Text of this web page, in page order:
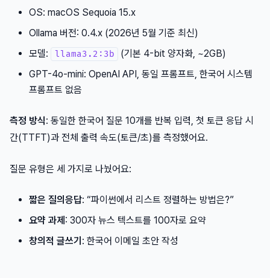
OS: macOS Sequoia 15.x
Ollama 버전: 0.4.x (2026년 5월 기준 최신)
모델:
llama3.2:3b
(기본 4-bit 양자화, ~2GB)
GPT-4o-mini: OpenAI API, 동일 프롬프트, 한국어 시스템
프롬프트 없음
측정 방식: 동일한 한국어 질문 10개를 반복 입력, 첫 토큰 응답 시
간(TTFT)과 전체 출력 속도(토큰/초)를 측정했어요.
질문 유형은 세 가지로 나눴어요:
짧은 질의응답: “파이썬에서 리스트 정렬하는 방법은?”
요약 과제 : 300자 뉴스 텍스트를 100자로 요약
창의적 글쓰기 : 한국어 이메일 초안 작성